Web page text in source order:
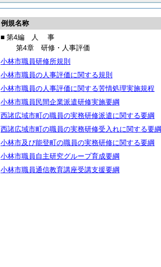
例規名称
■ 第4編
人 事
第4章 研修・人事評価
小林市職員研修所規則
小林市職員の人事評価に関する規則
小林市職員の人事評価に関する苦情処理実施規程
小林市職員民間企業派遣研修実施要綱
西諸広域市町の職員の実務研修派遣に関する要綱
西諸広域市町の職員の実務研修受入れに関する要綱
小林市及び能登町の職員の実務研修に関する要綱
小林市職員自主研究グループ育成要綱
小林市職員通信教育講座受講支援要綱